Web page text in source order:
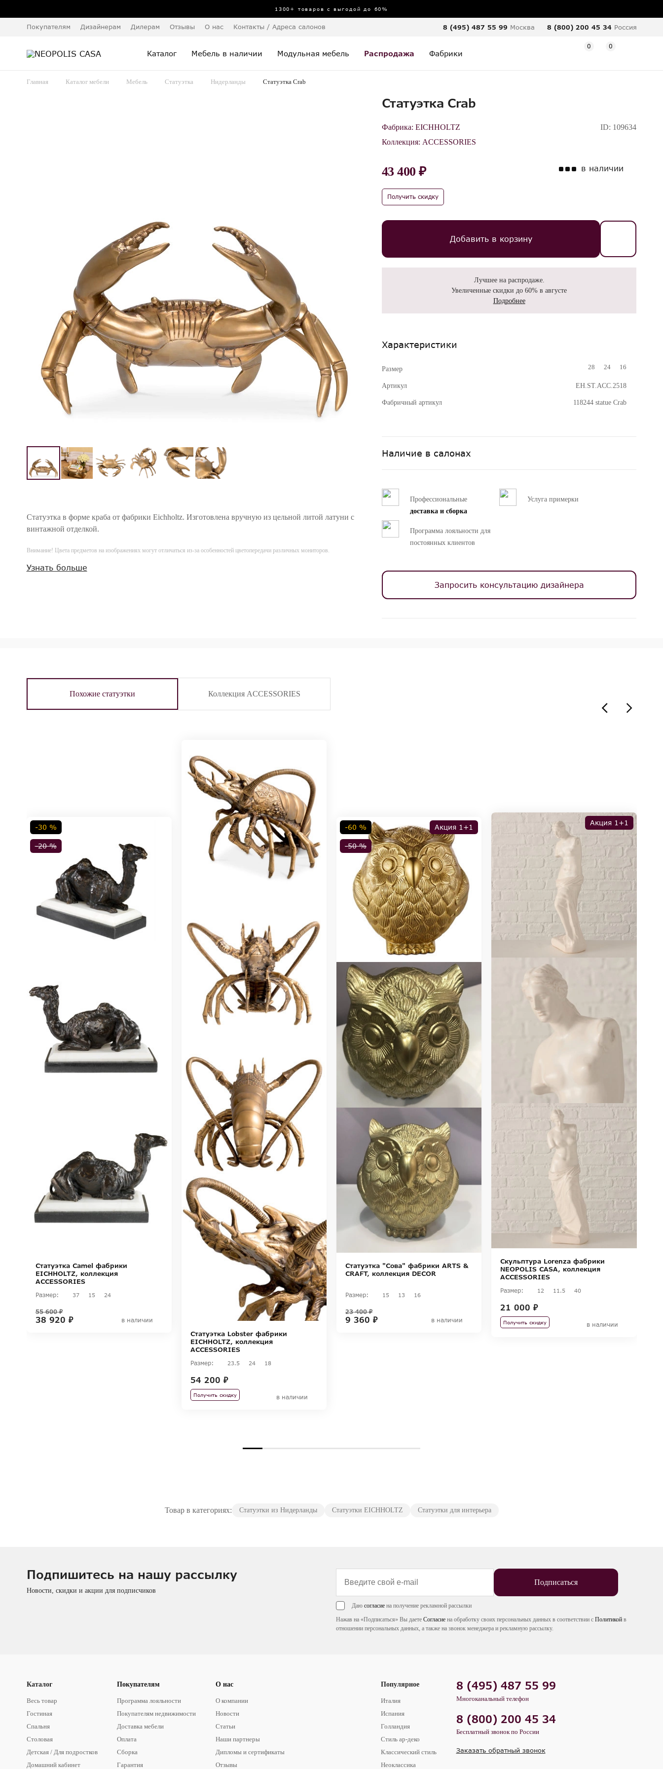
1300+ товаров с выгодой до 60%
Покупателям Дизайнерам Дилерам Отзывы О нас Контакты / Адреса салонов 8 (495) 487 55 99 Москва 8 (800) 200 45 34 Россия
Каталог Мебель в наличии Модульная мебель Распродажа Фабрики
0 0
Главная Каталог мебели Мебель Статуэтка Нидерланды Статуэтка Crab
Статуэтка в форме краба от фабрики Eichholtz. Изготовлена вручную из цельной литой латуни с
винтажной отделкой.
Внимание! Цвета предметов на изображениях могут отличаться из-за особенностей цветопередачи различных мониторов.
Узнать больше
Статуэтка Crab
Фабрика: EICHHOLTZ
Коллекция: ACCESSORIES
ID: 109634
43 400 ₽
Получить скидку
в наличии
Добавить в корзину
Лучшее на распродаже.
Увеличенные скидки до 60% в августе
Подробнее
Характеристики
Размер 28 24 16
Артикул EH.ST.ACC.2518
Фабричный артикул 118244 statue Crab
Наличие в салонах
Профессиональные
доставка и сборка
Услуга примерки
Программа лояльности для
постоянных клиентов
Запросить консультацию дизайнера
Похожие статуэтки Коллекция ACCESSORIES
-20 %
-30 %
Статуэтка Camel фабрики
EICHHOLTZ, коллекция
ACCESSORIES
Размер: 37 15 24
38 920 ₽
55 600 ₽
в наличии
Статуэтка Lobster фабрики
EICHHOLTZ, коллекция
ACCESSORIES
Размер: 23.5 24 18
54 200 ₽
Получить скидку в наличии
-50 %
-60 % Акция 1+1
Статуэтка "Сова" фабрики ARTS &
CRAFT, коллекция DECOR
Размер: 15 13 16
9 360 ₽
23 400 ₽
в наличии
Акция 1+1
Скульптура Lorenza фабрики
NEOPOLIS CASA, коллекция
ACCESSORIES
Размер: 12 11.5 40
21 000 ₽
Получить скидку в наличии
Товар в категориях: Статуэтки из Нидерланды Статуэтки EICHHOLTZ Статуэтки для интерьера
Подпишитесь на нашу рассылку
Новости, скидки и акции для подписчиков
Подписаться
Даю согласиена получение рекламной рассылки
Нажав на «Подписаться» Вы даете Согласиена обработку своих персональных данных в соответствии с Политикойв
отношении персональных данных, а также на звонок менеджера и рекламную рассылку.
Каталог
Весь товар
Гостиная
Спальня
Столовая
Детская / Для подростков
Домашний кабинет
Покупателям
Программа лояльности
Покупателям недвижимости
Доставка мебели
Оплата
Сборка
Гарантия
О нас
О компании
Новости
Статьи
Наши партнеры
Дипломы и сертификаты
Отзывы
Популярное
Италия
Испания
Голландия
Стиль ар-деко
Классический стиль
Неоклассика
8 (495) 487 55 99
Многоканальный телефон
8 (800) 200 45 34
Бесплатный звонок по России
Заказать обратный звонок